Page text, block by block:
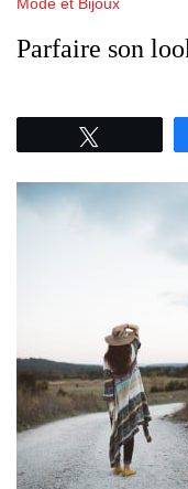
Mode et Bijoux
Parfaire son